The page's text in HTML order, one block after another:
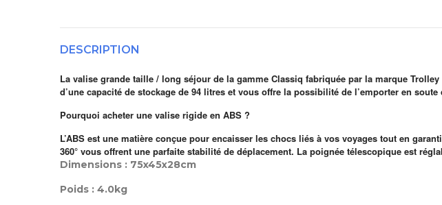
DESCRIPTION
La valise grande taille / long séjour de la gamme Classiq fabriquée par la marque
d’une capacité de stockage de 94 litres et vous offre la possibilité de l’emporter en
Pourquoi acheter une valise rigide en ABS ?
L’ABS est une matière conçue pour encaisser les chocs liés à vos voyages tout en
360° vous offrent une parfaite stabilité de déplacement. La poignée télescopique est
Dimensions : 75x45x28cm
Poids : 4.0kg